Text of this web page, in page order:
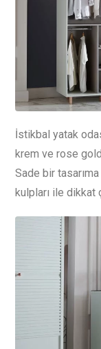
İstikbal yatak
krem ve rose gold
Sade bir
kulpları ile dikkat